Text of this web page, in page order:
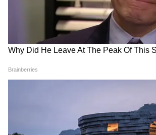
সময় কাজ করেছেন বলেই পিএফ-
তোলার ক্ষেত্রে কোনও বাধা নেই।